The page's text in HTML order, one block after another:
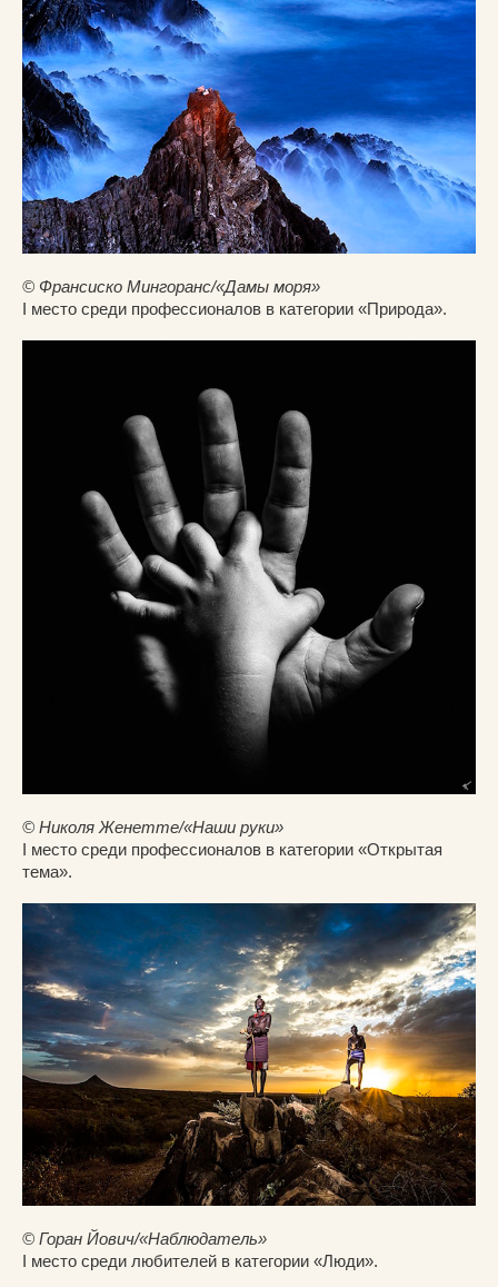
© Франсиско Мингоранс/«Дамы моря»
I место среди профессионалов в категории «Природа».
© Николя Женетте/«Наши руки»
I место среди профессионалов в категории «Открытая
тема».
© Горан Йович/«Наблюдатель»
I место среди любителей в категории «Люди».